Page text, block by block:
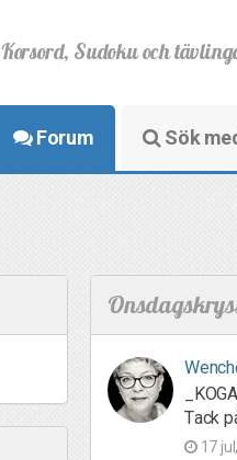
Korsord, Sudoku och
Forum Sök
Tack
17